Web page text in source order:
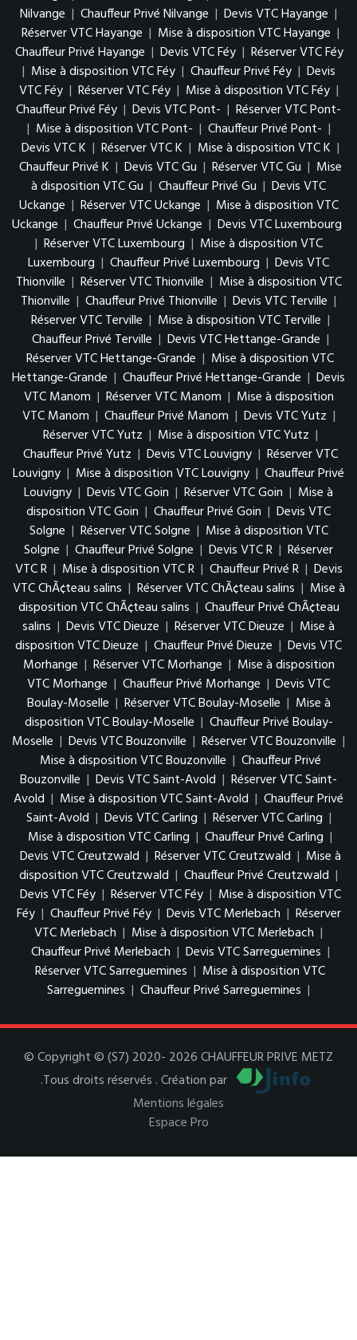
Nilvange | Chauffeur Privé Nilvange | Devis VTC Hayange |
Réserver VTC Hayange | Mise à disposition VTC Hayange |
Chauffeur Privé Hayange | Devis VTC Féy | Réserver VTC Féy
| Mise à disposition VTC Féy | Chauffeur Privé Féy | Devis
VTC Féy | Réserver VTC Féy | Mise à disposition VTC Féy |
Chauffeur Privé Féy | Devis VTC Pont- | Réserver VTC Pont-
| Mise à disposition VTC Pont- | Chauffeur Privé Pont- |
Devis VTC K | Réserver VTC K | Mise à disposition VTC K |
Chauffeur Privé K | Devis VTC Gu | Réserver VTC Gu | Mise
à disposition VTC Gu | Chauffeur Privé Gu | Devis VTC
Uckange | Réserver VTC Uckange | Mise à disposition VTC
Uckange | Chauffeur Privé Uckange | Devis VTC Luxembourg
| Réserver VTC Luxembourg | Mise à disposition VTC
Luxembourg | Chauffeur Privé Luxembourg | Devis VTC
Thionville | Réserver VTC Thionville | Mise à disposition VTC
Thionville | Chauffeur Privé Thionville | Devis VTC Terville |
Réserver VTC Terville | Mise à disposition VTC Terville |
Chauffeur Privé Terville | Devis VTC Hettange-Grande |
Réserver VTC Hettange-Grande | Mise à disposition VTC
Hettange-Grande | Chauffeur Privé Hettange-Grande | Devis
VTC Manom | Réserver VTC Manom | Mise à disposition
VTC Manom | Chauffeur Privé Manom | Devis VTC Yutz |
Réserver VTC Yutz | Mise à disposition VTC Yutz |
Chauffeur Privé Yutz | Devis VTC Louvigny | Réserver VTC
Louvigny | Mise à disposition VTC Louvigny | Chauffeur Privé
Louvigny | Devis VTC Goin | Réserver VTC Goin | Mise à
disposition VTC Goin | Chauffeur Privé Goin | Devis VTC
Solgne | Réserver VTC Solgne | Mise à disposition VTC
Solgne | Chauffeur Privé Solgne | Devis VTC R | Réserver
VTC R | Mise à disposition VTC R | Chauffeur Privé R | Devis
VTC ChÃ¢teau salins | Réserver VTC ChÃ¢teau salins | Mise à
disposition VTC ChÃ¢teau salins | Chauffeur Privé ChÃ¢teau
salins | Devis VTC Dieuze | Réserver VTC Dieuze | Mise à
disposition VTC Dieuze | Chauffeur Privé Dieuze | Devis VTC
Morhange | Réserver VTC Morhange | Mise à disposition
VTC Morhange | Chauffeur Privé Morhange | Devis VTC
Boulay-Moselle | Réserver VTC Boulay-Moselle | Mise à
disposition VTC Boulay-Moselle | Chauffeur Privé Boulay-
Moselle | Devis VTC Bouzonville | Réserver VTC Bouzonville |
Mise à disposition VTC Bouzonville | Chauffeur Privé
Bouzonville | Devis VTC Saint-Avold | Réserver VTC Saint-
Avold | Mise à disposition VTC Saint-Avold | Chauffeur Privé
Saint-Avold | Devis VTC Carling | Réserver VTC Carling |
Mise à disposition VTC Carling | Chauffeur Privé Carling |
Devis VTC Creutzwald | Réserver VTC Creutzwald | Mise à
disposition VTC Creutzwald | Chauffeur Privé Creutzwald |
Devis VTC Féy | Réserver VTC Féy | Mise à disposition VTC
Féy | Chauffeur Privé Féy | Devis VTC Merlebach | Réserver
VTC Merlebach | Mise à disposition VTC Merlebach |
Chauffeur Privé Merlebach | Devis VTC Sarreguemines |
Réserver VTC Sarreguemines | Mise à disposition VTC
Sarreguemines | Chauffeur Privé Sarreguemines |
© Copyright © (S7) 2020- 2026 CHAUFFEUR PRIVE METZ
.Tous droits réservés . Création par
Mentions légales
Espace Pro